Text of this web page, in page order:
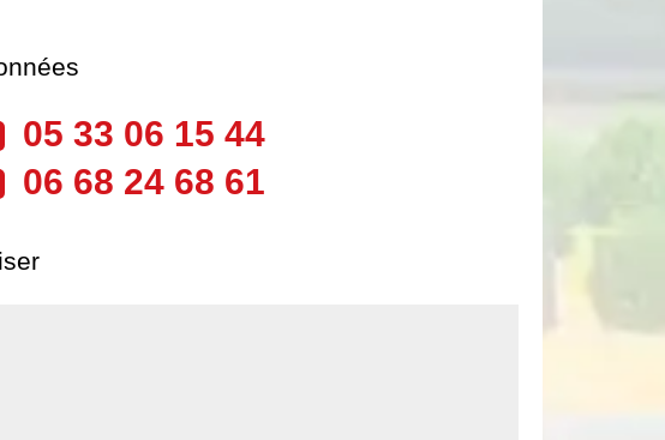
05 33 06 15 44
06 68 24 68 61